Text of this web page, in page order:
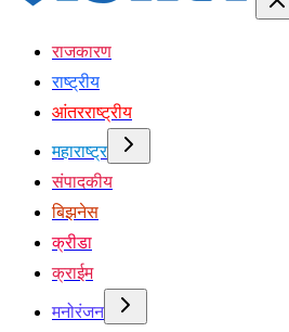
राजकारण
राष्ट्रीय
आंतरराष्ट्रीय
महाराष्ट्र
संपादकीय
बिझनेस
क्रीडा
क्राईम
मनोरंजन